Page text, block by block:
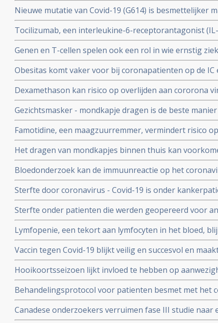
hoofdpijn (59%), en kortademigheid (57%)
Nieuwe mutatie van Covid-19 (G614) is besmettelijker
verklaart hoge aantal besmettingen in USA. En
D614 van het Covid-19 virus over zodra deze kruisen.
Tocilizumab, een interleukine-6-receptorantagonist
verbetert overleving, minder mechanische beademing
klachten van patienten met het cytokine-release-
COVID-19
Genen en T-cellen spelen ook een rol in wie ernstig
minder ziek blijkt uit verschillende nieuwe studies
Obesitas komt vaker voor bij coronapatienten op de
met de algehele bevolking in Frankrijk. Ook elders is
te krijgen
Dexamethason kan risico op overlijden aan cororona
wanneer patienten eenmaal aan de beademing liggen.
Gezichtsmasker - mondkapje dragen is de beste
coronavirus - Covid-19 te verminderen. Blijkt uit grote
Famotidine, een maagzuurremmer, vermindert risico
COVID-19, en voorkomt dat er mechanisch beademd
onder 1000 coronapatienten
Het dragen van mondkapjes binnen thuis kan
besmet worden met het coronavirus - COVID-19 blijkt
Bloedonderzoek kan de immuunreactie op het
volgen en voorspellen hoe de ziekte zich zal
Sterfte door coronavirus - Covid-19 is onder
met mensen zonder kanker maar voor extra risico
bewijs. Blijkt uit grote internationale studie.
Sterfte onder patienten die werden geopereerd voor
beduidend hoger bij mensen die vooraf of binnen een
met het coronavirus - Covid-19 blijkt uit grote
Lymfopenie, een tekort aan lymfocyten in het bloed,
ernst van klachten en sterfterisico bij patienten
19
Vaccin tegen Covid-19 blijkt veilig en succesvol en
van de 108 deelnemers aan Chinese studie
Hooikoortsseizoen lijkt invloed te hebben op
virus (COVID-19) blijkt uit studie van Erasmus MC
Behandelingsprotocol voor patienten besmet met het
combinatie van corticosteroïden, hoge dosis
bloedverdunners blijkt succesvolle aanpak
Canadese onderzoekers verruimen fase III studie
dosis vitamine C bij sepsis met opnemen van patienten